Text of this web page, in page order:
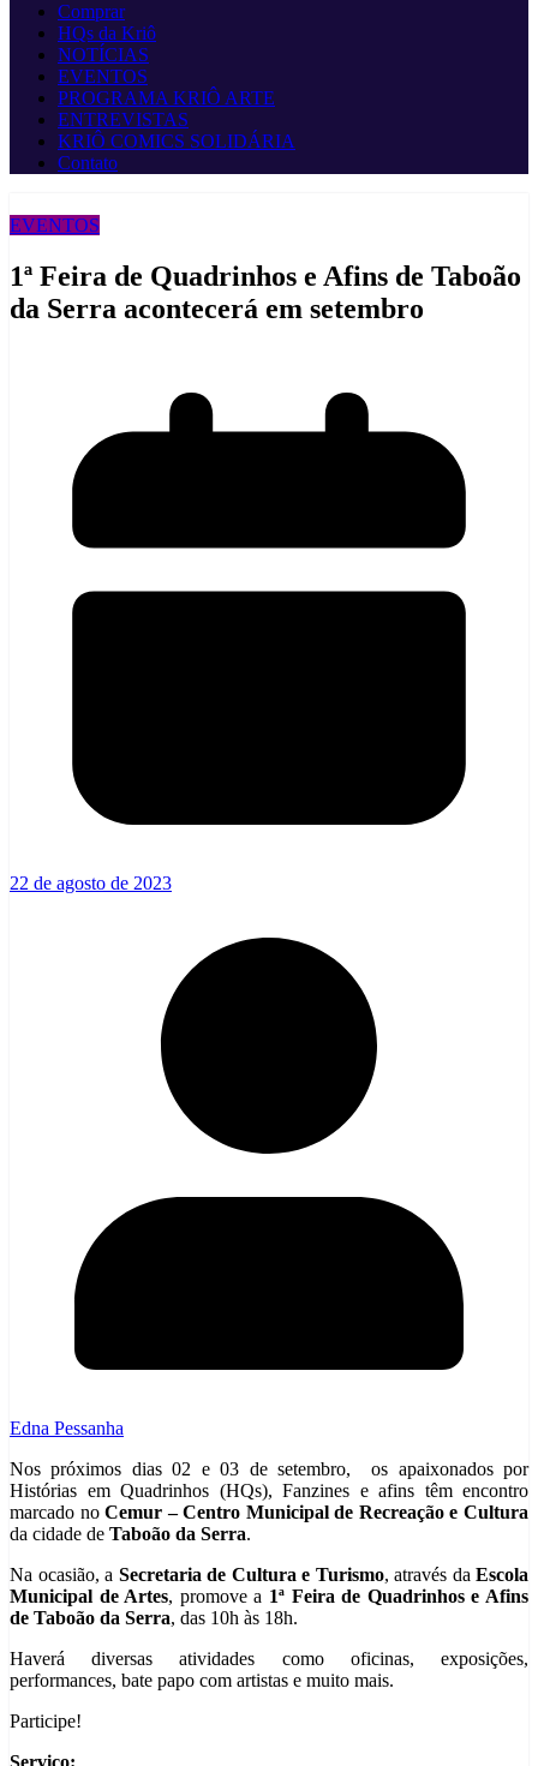
Comprar
HQs da Kriô
NOTÍCIAS
EVENTOS
PROGRAMA KRIÔ ARTE
ENTREVISTAS
KRIÔ COMICS SOLIDÁRIA
Contato
EVENTOS
1ª Feira de Quadrinhos e Afins de Taboão
da Serra acontecerá em setembro
22 de agosto de 2023
Edna Pessanha
Nos próximos dias 02 e 03 de setembro, os apaixonados por
Histórias em Quadrinhos (HQs), Fanzines e afins têm encontro
marcado noCemur – Centro Municipal de Recreação e Cultura
da cidade de Taboão da Serra.
Na ocasião, a Secretaria de Cultura e Turismo, através da Escola
Municipal de Artes, promove a 1ª Feira de Quadrinhos e Afins
de Taboão da Serra, das 10h às 18h.
Haverá diversas atividades como oficinas, exposições,
performances, bate papo com artistas e muito mais.
Participe!